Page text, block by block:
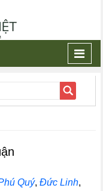
Quý,Đức Linh,